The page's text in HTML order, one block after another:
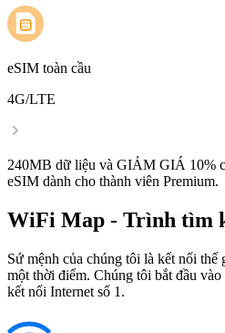
eSIM toàn cầu
4G/LTE
240MB dữ liệu và GIẢM GIÁ 10%
eSIM dành cho thành viên Premium.
WiFi Map - Trình tìm
Sứ mệnh của chúng tôi là kết nối
một thời điểm. Chúng tôi bắt đầu
kết nối Internet số 1.